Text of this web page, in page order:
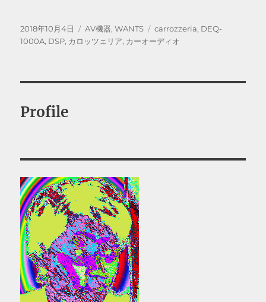
投
稿
2018年10月4日
カ
テ
AV機器,WANTS
タ
グ
carrozzeria, DEQ-
1000A, DSP, カロッツェリア, カーオーディオ
Profile